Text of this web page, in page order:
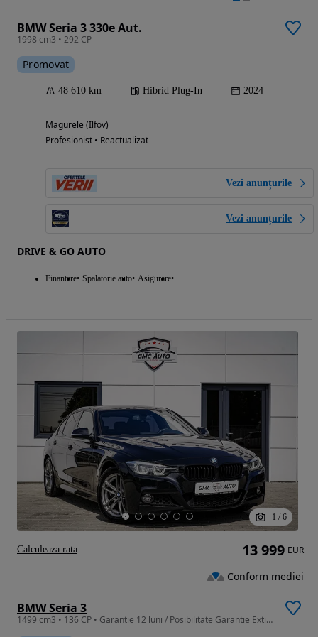
BMW Seria 3 330e Aut.
1998 cm3 • 292 CP
Promovat
48 610 km Hibrid Plug-In 2024
Magurele (Ilfov)
Profesionist • Reactualizat
Vezi anunțurile
Vezi anunțurile
DRIVE & GO AUTO
Finantare Spalatorie auto Asigurare
1 / 6
BMW Seria 3
1499 cm3 • 136 CP • Garantie 12 luni / Posibilitate Garantie Extinsa / Rate / Credit Auto
13 999 EUR
Conform mediei
Calculeaza rata